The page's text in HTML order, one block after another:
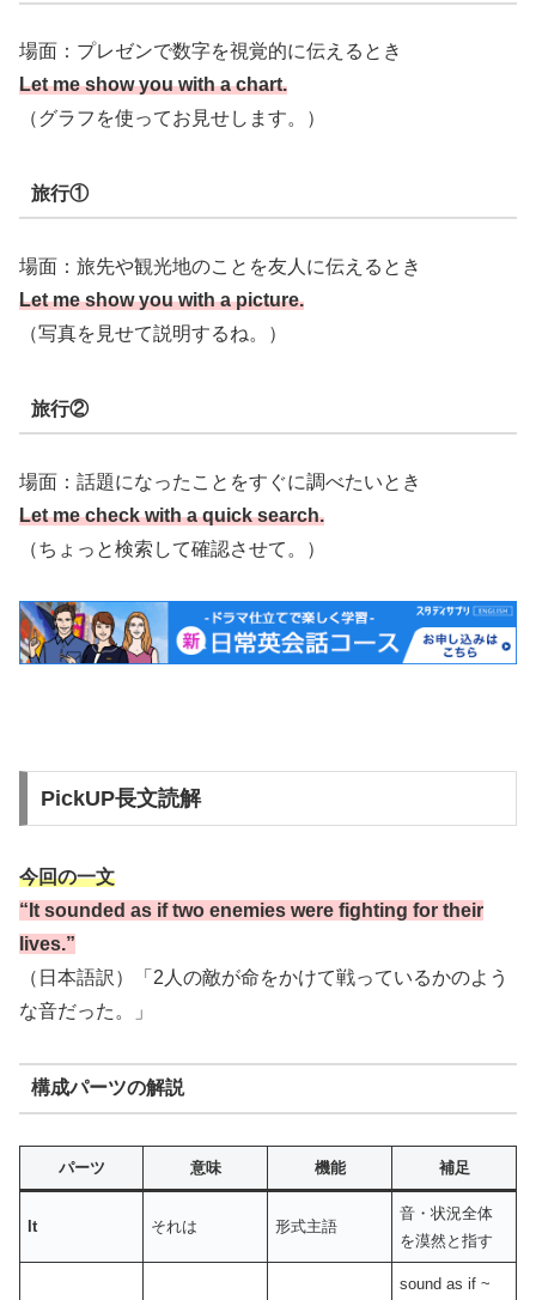
場面：プレゼンで数字を視覚的に伝えるとき
Let me show you with a chart.
（グラフを使ってお見せします。）
旅行①
場面：旅先や観光地のことを友人に伝えるとき
Let me show you with a picture.
（写真を見せて説明するね。）
旅行②
場面：話題になったことをすぐに調べたいとき
Let me check with a quick search.
（ちょっと検索して確認させて。）
PickUP長文読解
今回の一文
“It sounded as if two enemies were fighting for their
lives.”
（日本語訳）「2人の敵が命をかけて戦っているかのよう
な音だった。」
構成パーツの解説
パーツ 意味 機能 補足
It それは 形式主語
音・状況全体
を漠然と指す
sound as if ~